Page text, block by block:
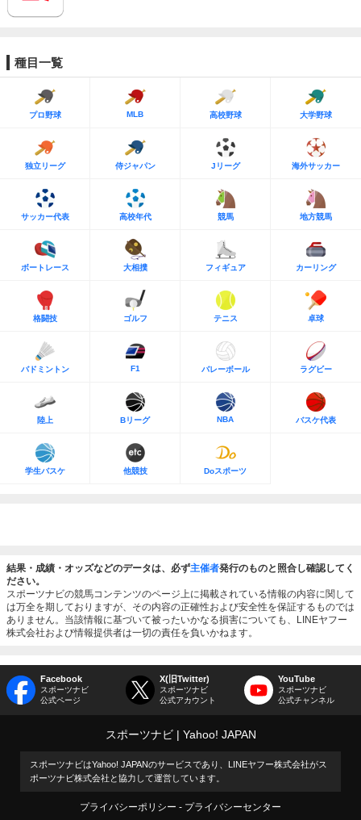
種目一覧
プロ野球 MLB 高校野球 大学野球
独立リーグ 侍ジャパン Jリーグ 海外サッカー
サッカー代表 高校年代 競馬 地方競馬
ボートレース 大相撲 フィギュア カーリング
格闘技 ゴルフ テニス 卓球
バドミントン F1 バレーボール ラグビー
陸上 Bリーグ NBA バスケ代表
学生バスケ 他競技 Doスポーツ
結果・成績・オッズなどのデータは、必ず主催者発行のものと照合し確認してく
ださい。
スポーツナビの競馬コンテンツのページ上に掲載されている情報の内容に関して
は万全を期しておりますが、その内容の正確性および安全性を保証するものでは
ありません。当該情報に基づいて被ったいかなる損害についても、LINEヤフー
株式会社および情報提供者は一切の責任を負いかねます。
Facebook
スポーツナビ
公式ページ
X(旧Twitter)
スポーツナビ
公式アカウント
YouTube
スポーツナビ
公式チャンネル
スポーツナビ Yahoo! JAPAN
スポーツナビはYahoo! JAPANのサービスであり、LINEヤフー株式会社がス
ポーツナビ株式会社と協力して運営しています。
プライバシーポリシー プライバシーセンター